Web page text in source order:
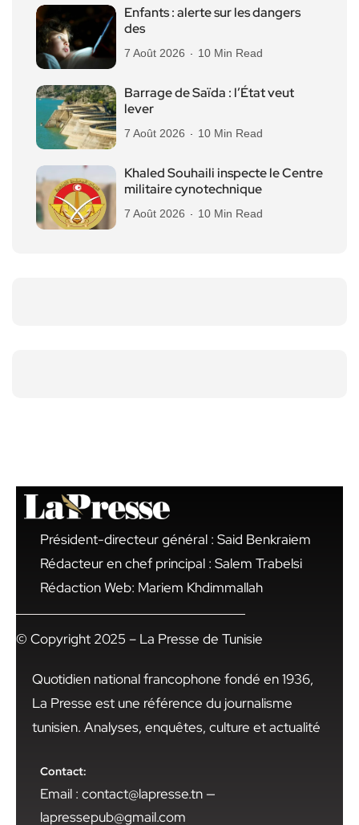
Enfants : alerte sur les dangers
des
7 Août 2026 10 Min Read
Barrage de Saïda : l’État veut
lever
7 Août 2026 10 Min Read
Khaled Souhaili inspecte le Centre
militaire cynotechnique
7 Août 2026 10 Min Read
Président-directeur général : Said Benkraiem
Rédacteur en chef principal : Salem Trabelsi
Rédaction Web: Mariem Khdimmallah
© Copyright 2025 – La Presse de Tunisie
Quotidien national francophone fondé en 1936,
La Presse est une référence du journalisme
tunisien. Analyses, enquêtes, culture et actualité
Contact:
Email : contact@lapresse.tn —
lapressepub@gmail.com